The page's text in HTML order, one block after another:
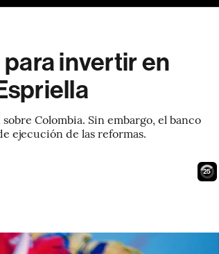
para invertir en
Colombia. Sin embargo, el banco
ejecución de las reformas.
24